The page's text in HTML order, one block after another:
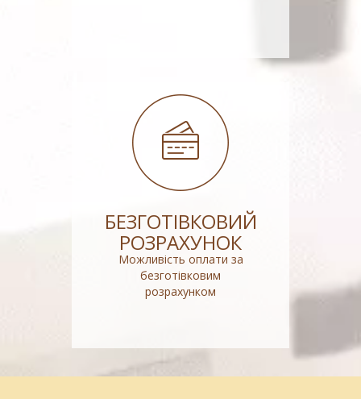
БЕЗГОТІВКОВИЙ
РОЗРАХУНОК
Можливість оплати за
безготівковим
розрахунком